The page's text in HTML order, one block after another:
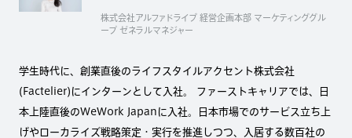
株式会社アルファドライブ 経営企画本部 マーケティンググル
ープ ゼネラルマネジャー
学生時代に、創業直後のライフスタイルアクセント株式会社
(Factelier)にインターンとして入社。 ファーストキャリアでは、日
本上陸直後のWeWork Japanに入社。日本市場でのサービス立ち上
げやローカライズ戦略策定・実行を推進しつつ、入居する数百社の